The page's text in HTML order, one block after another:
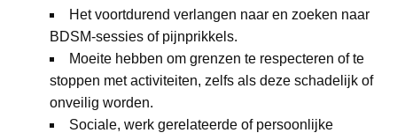
Het voortdurend verlangen naar en zoeken naar
BDSM-sessies of pijnprikkels.
Moeite hebben om grenzen te respecteren of te
stoppen met activiteiten, zelfs als deze schadelijk of
onveilig worden.
Sociale, werk gerelateerde of persoonlijke